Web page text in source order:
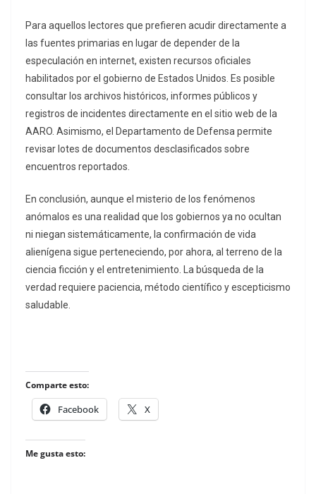
Para aquellos lectores que prefieren acudir directamente a
las fuentes primarias en lugar de depender de la
especulación en internet, existen recursos oficiales
habilitados por el gobierno de Estados Unidos. Es posible
consultar los archivos históricos, informes públicos y
registros de incidentes directamente en el sitio web de la
AARO. Asimismo, el Departamento de Defensa permite
revisar lotes de documentos desclasificados sobre
encuentros reportados.
En conclusión, aunque el misterio de los fenómenos
anómalos es una realidad que los gobiernos ya no ocultan
ni niegan sistemáticamente, la confirmación de vida
alienígena sigue perteneciendo, por ahora, al terreno de la
ciencia ficción y el entretenimiento. La búsqueda de la
verdad requiere paciencia, método científico y escepticismo
saludable.
Comparte esto:
Facebook X
Me gusta esto: